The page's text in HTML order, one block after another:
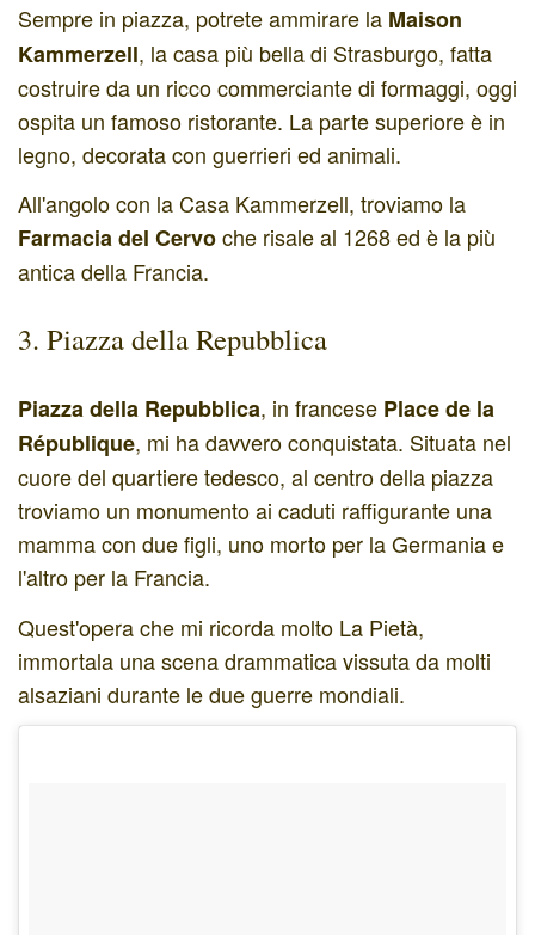
Sempre in piazza, potrete ammirare la Maison
Kammerzell, la casa più bella di Strasburgo, fatta
costruire da un ricco commerciante di formaggi, oggi
ospita un famoso ristorante. La parte superiore è in
legno, decorata con guerrieri ed animali.
All'angolo con la Casa Kammerzell, troviamo la
Farmacia del Cervoche risale al 1268 ed è la più
antica della Francia.
3. Piazza della Repubblica
Piazza della Repubblica, in francese Place de la
République, mi ha davvero conquistata. Situata nel
cuore del quartiere tedesco, al centro della piazza
troviamo un monumento ai caduti raffigurante una
mamma con due figli, uno morto per la Germania e
l'altro per la Francia.
Quest'opera che mi ricorda molto La Pietà,
immortala una scena drammatica vissuta da molti
alsaziani durante le due guerre mondiali.